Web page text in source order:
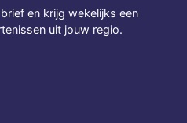
en krijg wekelijks een
uit jouw regio.